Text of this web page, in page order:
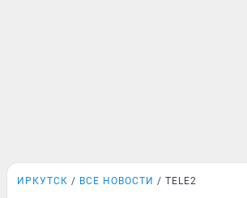
ИРКУТСК ВСЕ НОВОСТИ TELE2